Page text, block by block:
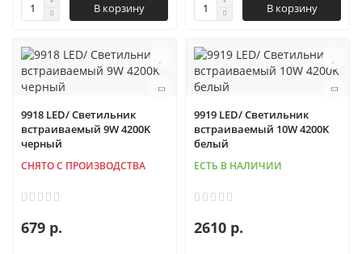
В корзину В корзину
9918 LED/ Светильник
встраиваемый 9W 4200K
черный
СНЯТО С ПРОИЗВОДСТВА
679 р.
9919 LED/ Светильник
встраиваемый 10W 4200K
белый
ЕСТЬ В НАЛИЧИИ
2610 р.